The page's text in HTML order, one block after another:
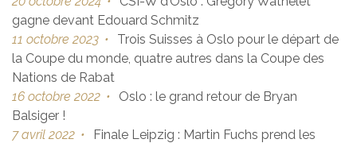
gagne devant Edouard Schmitz
11 octobre 2023 •
Trois Suisses à Oslo pour le départ de
la Coupe du monde, quatre autres dans la Coupe des
Nations de Rabat
16 octobre 2022 •
Oslo : le grand retour de Bryan
Balsiger !
7 avril 2022 •
Finale Leipzig : Martin Fuchs prend les